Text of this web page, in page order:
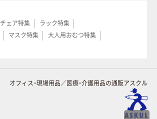
チェア特集
ラック特集
マスク特集
大人用おむつ特集
オフィス・現場用品／医療・介護用品の通販アスクル